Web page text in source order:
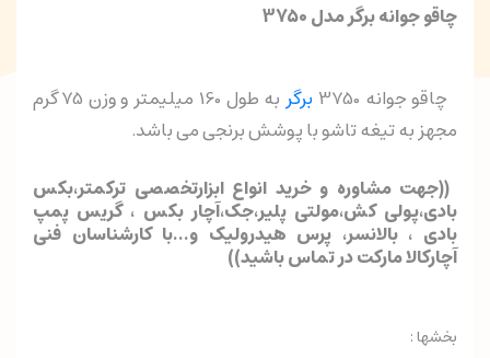
چاقو جوانه برگر مدل 3750
چاقو جوانه 3750 برگر
به طول 160 میلیمتر و وزن 75 گرم
مجهز به تیغه تاشو با پوشش برنجی می باشد.
((جهت مشاوره و خرید انواع ابزارتخصصی ترکمتر،بکس
بادی،پولی کش،مولتی پلیر،جک،آچار بکس ، گریس پمپ
بادی ، بالانسر، پرس هیدرولیک و...با کارشناسان فنی
آچارکالا مارکت در تماس باشید))
بخشها :